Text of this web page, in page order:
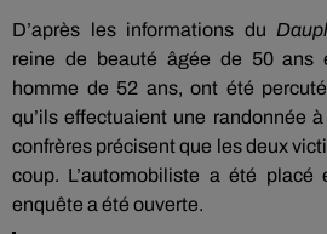
D’après les informations du
reine de beauté âgée de 50 ans
homme de 52 ans, ont été
qu’ils effectuaient une randonnée
confrères précisent que les deux
coup. L’automobiliste a été
enquête a été ouverte.